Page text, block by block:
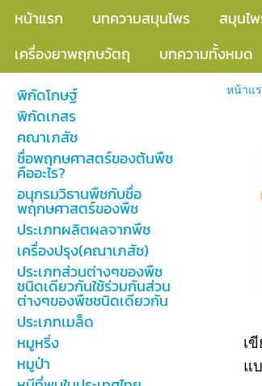
หน้าแรก บทความสมุนไพร สมุนไ
เครื่องยาพฤกษวัตถุ
บทความทั้งหมด
พิกัดโกษฐ์
พิกัดเกสร
คณาเภสัช
ชื่อพฤกษศาสตร์ของต้นพืช
คืออะไร?
อนุกรมวิธานพืชกับชื่อ
พฤกษศาสตร์ของพืช
ประเภทผลิตผลจากพืช
เครื่องปรุง(คณาเภสัช)
ประเภทส่วนต่างๆของพืช
ชนิดเดียวกันใช้ร่วมกันส่วน
ต่างๆของพืชชนิดเดียวกัน
ประเภทเมล็ด
หมูหริ่ง
หมูป่า
หน้าแ
เ
แ